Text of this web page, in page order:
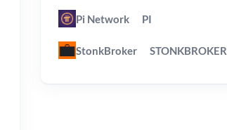
Pi Network PI
StonkBroker STONKBROKER